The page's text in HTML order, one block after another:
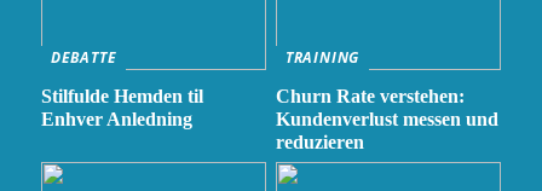
DEBATTE
Stilfulde Hemden til
Enhver Anledning
TRAINING
Churn Rate verstehen:
Kundenverlust messen und
reduzieren